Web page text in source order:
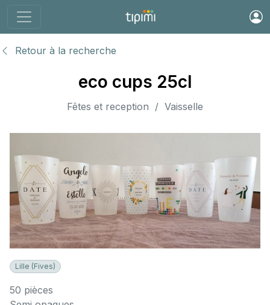
Retour à la recherche
eco cups 25cl
Fêtes et reception / Vaisselle
Lille (Fives)
50 pièces